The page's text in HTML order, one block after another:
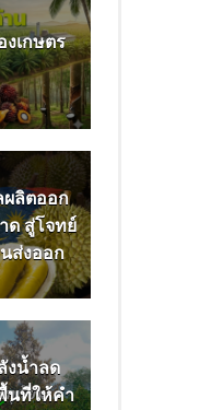
งเกษตร
ผลิตออก
ด สู่โจทย์
ส่งออก
งน้ำลด
นที่ให้คำ